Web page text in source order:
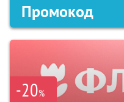
Промокод
-20%